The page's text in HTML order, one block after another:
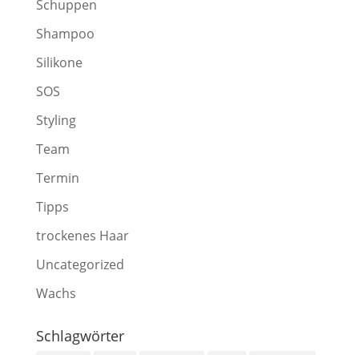
Schuppen
Shampoo
Silikone
SOS
Styling
Team
Termin
Tipps
trockenes Haar
Uncategorized
Wachs
Schlagwörter